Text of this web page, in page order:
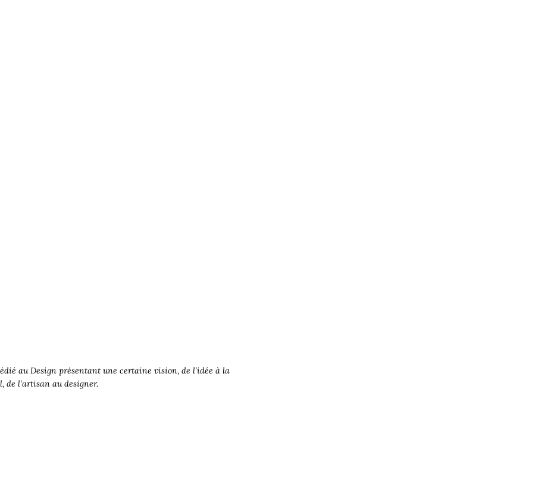
au Design présentant une certaine vision, de l’idée à la
l’artisan au designer.